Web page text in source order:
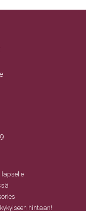
lapselle
hintaan!